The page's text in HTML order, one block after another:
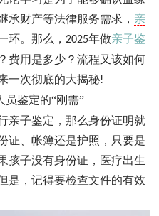
承财产等法律服务需求， 亲
环。那么， 2025年做亲子鉴
费用是多少？流程又该如何
一次彻底的大揭秘!
员鉴定的“刚需”
亲子鉴定，那么身份证明就
证、帐簿还是护照，只要是
孩子没有身份证，医疗出生
是，记得要检查文件的有效